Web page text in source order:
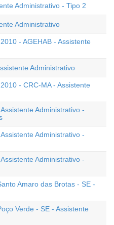
Administrativo - Tipo 2
Administrativo
- AGEHAB - Assistente
Administrativo
- CRC-MA - Assistente
Administrativo -
Administrativo -
Administrativo -
Amaro das Brotas - SE -
Verde - SE - Assistente